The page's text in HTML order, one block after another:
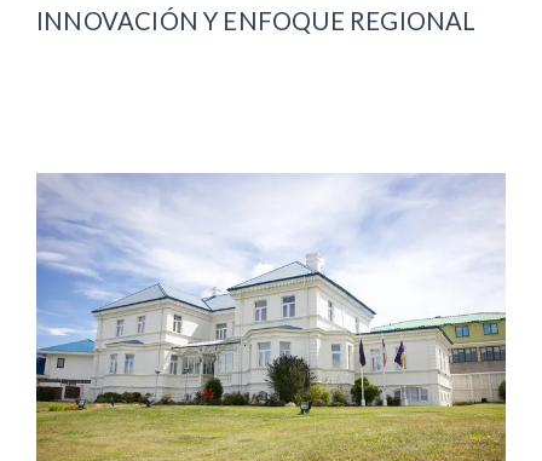
INNOVACIÓN Y ENFOQUE REGIONAL